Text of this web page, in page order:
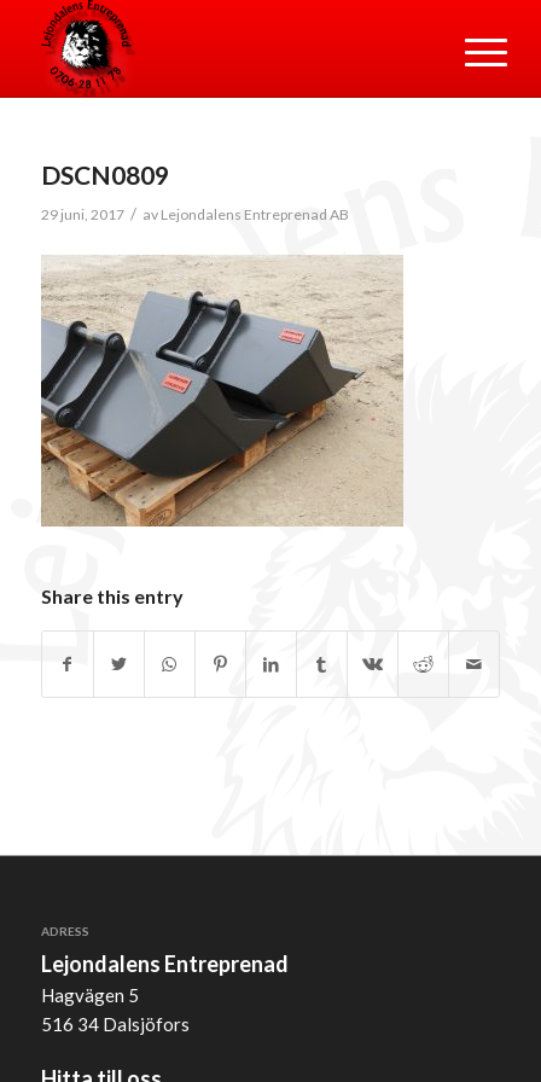
DSCN0809
29 juni, 2017 / av Lejondalens Entreprenad AB
Share this entry
ADRESS
Lejondalens Entreprenad
Hagvägen 5
516 34 Dalsjöfors